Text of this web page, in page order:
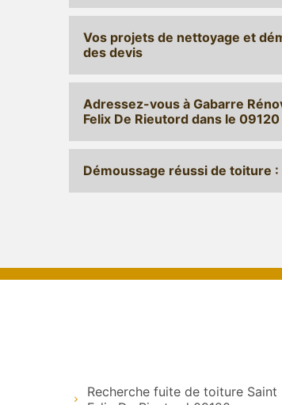
Vos projets de nettoyage et
des devis
Adressez-vous à Gabarre
Felix De Rieutord dans le
Démoussage réussi de toiture
Recherche fuite de toiture Saint